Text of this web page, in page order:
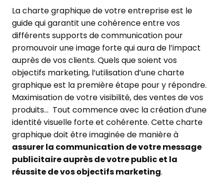
communication (logo, site internet, carte de visite,
modèles de devis, factures, fiches produits, objets
publicitaires…) qui présentent une harmonie et une
cohérence visuelle. Disposer d’une charte
graphique permet de répondre aux objectifs de
votre stratégie marketingtout en asseyant
votre identité de marque.
La charte graphique de votre entreprise est le
guide qui garantit une cohérence entre vos
différents supports de communication pour
promouvoir une image forte qui aura de l’impact
auprès de vos clients. Quels que soient vos
objectifs marketing, l’utilisation d’une charte
graphique est la première étape pour y répondre.
Maximisation de votre visibilité, des ventes de vos
produits… Tout commence avec la création d’une
identité visuelle forte et cohérente. Cette charte
graphique doit être imaginée de manière à
assurer la communication de votre message
publicitaire auprès de votre public et la
réussite de vos objectifs marketing.